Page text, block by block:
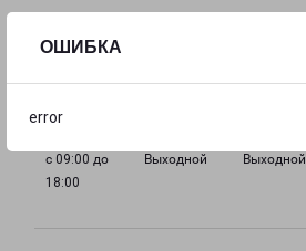
ОШИБКА
error
18:00
18:00
18:00
с 09:00 до
18:00
Выходной Выходной